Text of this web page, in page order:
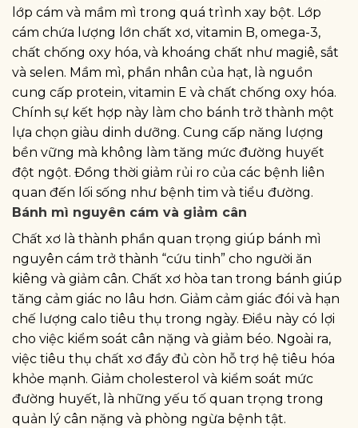
lớp cám và mầm mì trong quá trình xay bột. Lớp
cám chứa lượng lớn chất xơ, vitamin B, omega-3,
chất chống oxy hóa, và khoáng chất như magiê, sắt
và selen. Mầm mì, phần nhân của hạt, là nguồn
cung cấp protein, vitamin E và chất chống oxy hóa.
Chính sự kết hợp này làm cho bánh trở thành một
lựa chọn giàu dinh dưỡng. Cung cấp năng lượng
bền vững mà không làm tăng mức đường huyết
đột ngột. Đồng thời giảm rủi ro của các bệnh liên
quan đến lối sống như bệnh tim và tiểu đường.
Bánh mì nguyên cám và giảm cân
Chất xơ là thành phần quan trọng giúp bánh mì
nguyên cám trở thành “cứu tinh” cho người ăn
kiêng và giảm cân. Chất xơ hòa tan trong bánh giúp
tăng cảm giác no lâu hơn. Giảm cảm giác đói và hạn
chế lượng calo tiêu thụ trong ngày. Điều này có lợi
cho việc kiểm soát cân nặng và giảm béo. Ngoài ra,
việc tiêu thụ chất xơ đầy đủ còn hỗ trợ hệ tiêu hóa
khỏe mạnh. Giảm cholesterol và kiểm soát mức
đường huyết, là những yếu tố quan trọng trong
quản lý cân nặng và phòng ngừa bệnh tật.